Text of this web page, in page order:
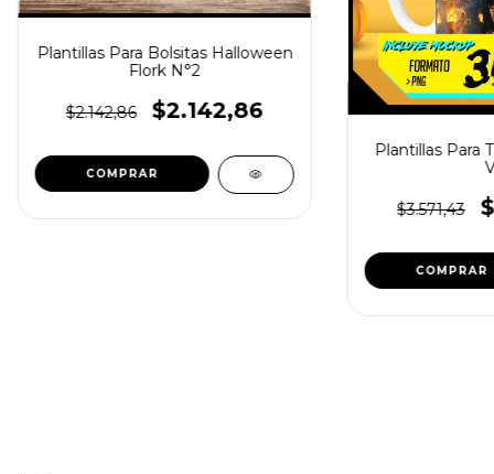
Plantillas Para Bolsitas Halloween
Flork N°2
$2.142,86 $2.142,86
Plantillas Para
$3.571,43